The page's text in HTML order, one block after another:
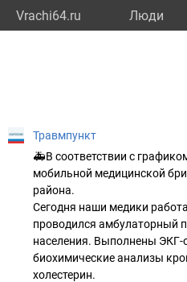
Vrachi64.ru Люди
Травмпункт
🚑В соответствии с
мобильной медицинской
района.
Сегодня наши медики
проводился амбулаторный
населения. Выполнены ЭКГ-
биохимические анализы
холестерин.